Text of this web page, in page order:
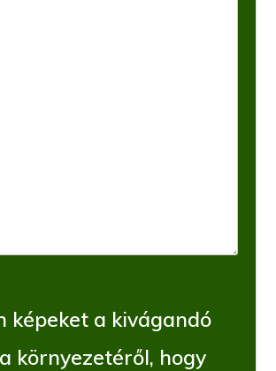
képeket a kivágandó
környezetéről, hogy